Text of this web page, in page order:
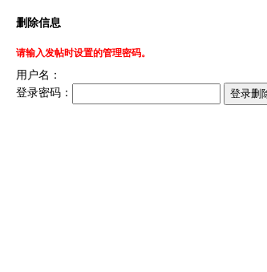
删除信息
请输入发帖时设置的管理密码。
用户名：
登录密码：